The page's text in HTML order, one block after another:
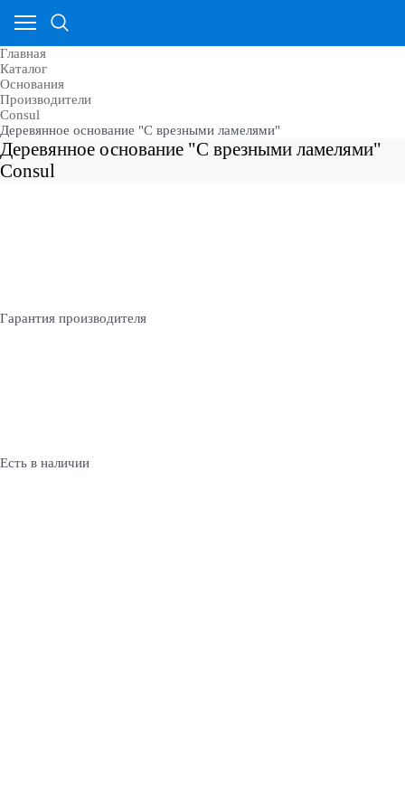
Главная
Каталог
Основания
Производители
Consul
Деревянное основание "С врезными ламелями"
Деревянное основание "С врезными ламелями"
Consul
Гарантия производителя
Есть в наличии